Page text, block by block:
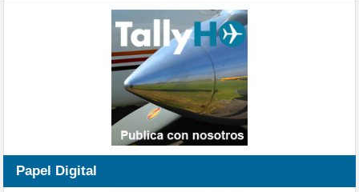
Papel Digital